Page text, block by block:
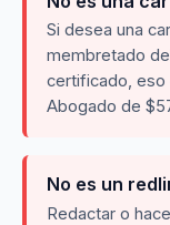
Si desea una
membretado
certificado, eso
Abogado de
No es un
Redactar o